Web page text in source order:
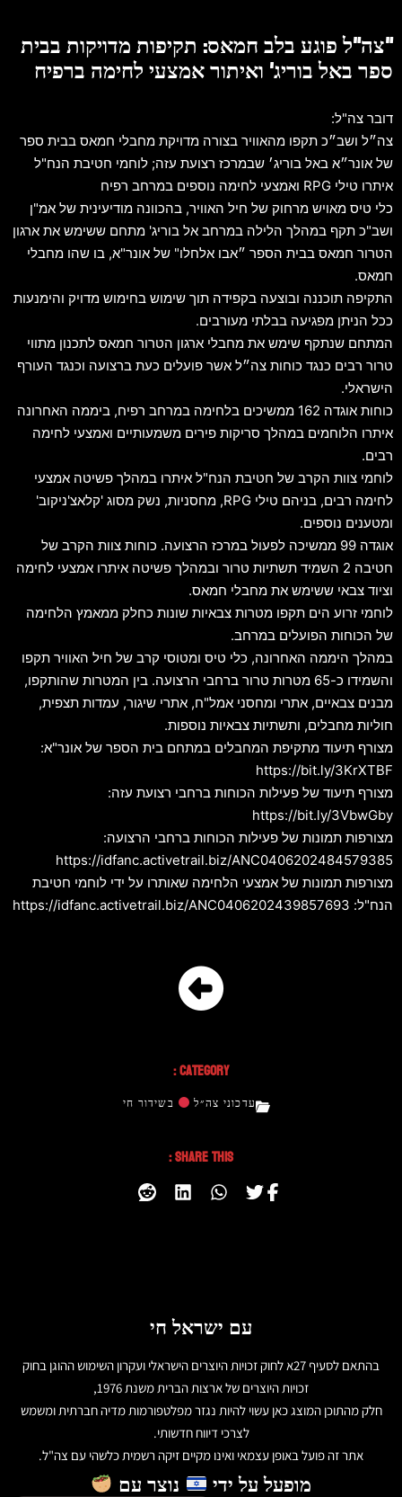
"צה"ל פוגע בלב חמאס: תקיפות מדויקות בבית
ספר באל בוריג' ואיתור אמצעי לחימה ברפיח
דובר צה"ל:
צה״ל ושב״כ תקפו מהאוויר בצורה מדויקת מחבלי חמאס בבית ספר
של אונר״א באל בוריג׳ שבמרכז רצועת עזה; לוחמי חטיבת הנח"ל
איתרו טילי RPG ואמצעי לחימה נוספים במרחב רפיח
כלי טיס מאויש מרחוק של חיל האוויר, בהכוונה מודיעינית של אמ"ן
ושב"כ תקף במהלך הלילה במרחב אל בוריג' מתחם ששימש את ארגון
הטרור חמאס בבית הספר ״אבו אלחלו" של אונר"א, בו שהו מחבלי
חמאס.
התקיפה תוכננה ובוצעה בקפידה תוך שימוש בחימוש מדויק והימנעות
ככל הניתן מפגיעה בבלתי מעורבים.
המתחם שנתקף שימש את מחבלי ארגון הטרור חמאס לתכנון מתווי
טרור רבים כנגד כוחות צה״ל אשר פועלים כעת ברצועה וכנגד העורף
הישראלי.
כוחות אוגדה 162 ממשיכים בלחימה במרחב רפיח, ביממה האחרונה
איתרו הלוחמים במהלך סריקות פירים משמעותיים ואמצעי לחימה
רבים.
לוחמי צוות הקרב של חטיבת הנח"ל איתרו במהלך פשיטה אמצעי
לחימה רבים, בניהם טילי RPG, מחסניות, נשק מסוג 'קלאצ'ניקוב'
ומטענים נוספים.
אוגדה 99 ממשיכה לפעול במרכז הרצועה. כוחות צוות הקרב של
חטיבה 2 השמיד תשתיות טרור ובמהלך פשיטה איתרו אמצעי לחימה
וציוד צבאי ששימש את מחבלי חמאס.
לוחמי זרוע הים תקפו מטרות צבאיות שונות כחלק ממאמץ הלחימה
של הכוחות הפועלים במרחב.
במהלך היממה האחרונה, כלי טיס ומטוסי קרב של חיל האוויר תקפו
והשמידו כ-65 מטרות טרור ברחבי הרצועה. בין המטרות שהותקפו,
מבנים צבאיים, אתרי ומחסני אמל"ח, אתרי שיגור, עמדות תצפית,
חוליות מחבלים, ותשתיות צבאיות נוספות.
מצורף תיעוד מתקיפת המחבלים במתחם בית הספר של אונר"א:
https://bit.ly/3KrXTBF
מצורף תיעוד של פעילות הכוחות ברחבי רצועת עזה:
https://bit.ly/3VbwGby
מצורפות תמונות של פעילות הכוחות ברחבי הרצועה:
https://idfanc.activetrail.biz/ANC0406202484579385
מצורפות תמונות של אמצעי הלחימה שאותרו על ידי לוחמי חטיבת
הנח"ל: https://idfanc.activetrail.biz/ANC0406202439857693
Category :
עדכוני צה״ל בשידור חי
Share This :
עם ישראל חי
בהתאם לסעיף 27א לחוק זכויות היוצרים הישראלי ועקרון השימוש ההוגן בחוק
זכויות היוצרים של ארצות הברית משנת 1976,
חלק מהתוכן המוצג כאן עשוי להיות נגזר מפלטפורמות מדיה חברתית ומשמש
לצרכי דיווח חדשותי.
אתר זה פועל באופן עצמאי ואינו מקיים זיקה רשמית כלשהי עם צה"ל.
מופעל על ידי נוצר עם